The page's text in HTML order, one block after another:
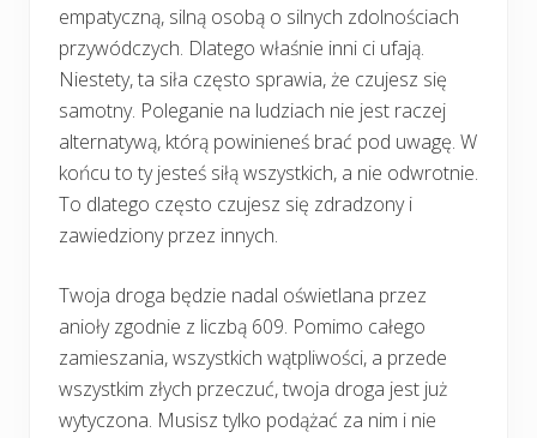
empatyczną, silną osobą o silnych zdolnościach
przywódczych. Dlatego właśnie inni ci ufają.
Niestety, ta siła często sprawia, że czujesz się
samotny. Poleganie na ludziach nie jest raczej
alternatywą, którą powinieneś brać pod uwagę. W
końcu to ty jesteś siłą wszystkich, a nie odwrotnie.
To dlatego często czujesz się zdradzony i
zawiedziony przez innych.
Twoja droga będzie nadal oświetlana przez
anioły zgodnie z liczbą 609. Pomimo całego
zamieszania, wszystkich wątpliwości, a przede
wszystkim złych przeczuć, twoja droga jest już
wytyczona. Musisz tylko podążać za nim i nie